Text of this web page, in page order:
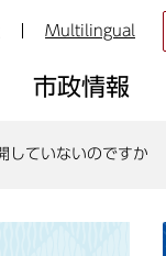
Multilingual
市政情報
していないのですか